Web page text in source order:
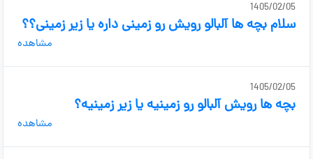
1405/02/05
سلام بچه ها آلبالو رویش رو زمینی داره یا زیر زمینی؟؟
مشاهده
1405/02/05
بچه ها رویش آلبالو رو زمینیه یا زیر زمینیه؟
مشاهده